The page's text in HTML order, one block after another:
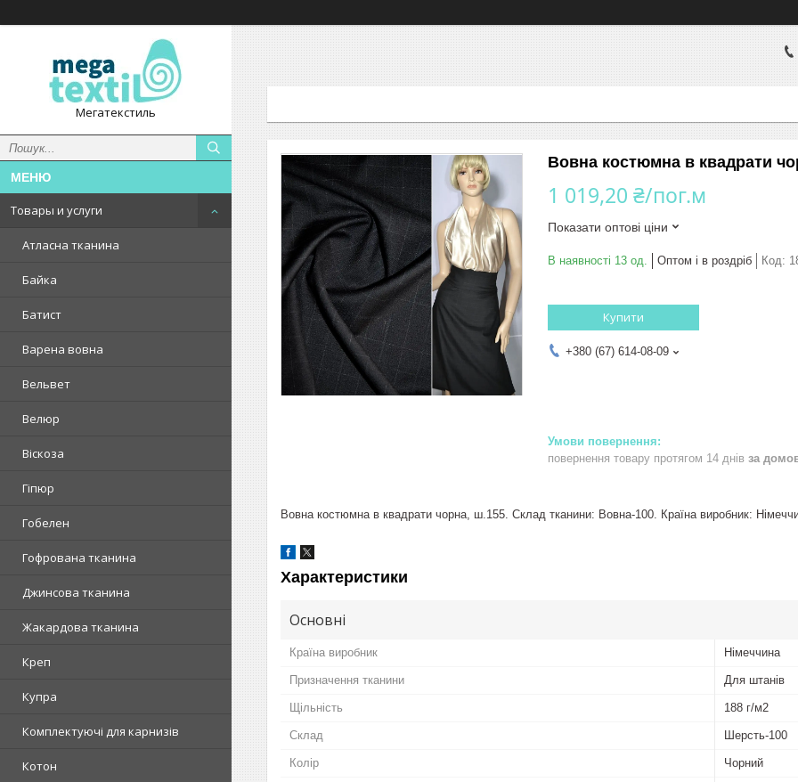
Мегатекстиль
Товары и услуги
Атласна тканина
Байка
Батист
Варена вовна
Вельвет
Велюр
Віскоза
Гіпюр
Гобелен
Гофрована тканина
Джинсова тканина
Жакардова тканина
Креп
Купра
Комплектуючі для карнизів
Котон
Вовна костюмна в квадрати
1 019,20 ₴/пог.м
Показати оптові ціни
В наявності 13 од. Оптом і в роздріб Код:
Купити
+380 (67) 614-08-09
повернення товару протягом 14 днів за
Вовна костюмна в квадрати чорна, ш.155. Склад тканини: Вовна-100. Країна виробник:
Характеристики
Основні
Країна виробник Німеччина
Призначення тканини Для штанів
Щільність 188 г/м2
Склад Шерсть-100
Колір Чорний